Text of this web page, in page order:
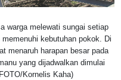
warga melewati sungai setiap
kebutuhan pokok. Di
menaruh harapan besar pada
yang dijadwalkan dimulai
Kornelis Kaha)